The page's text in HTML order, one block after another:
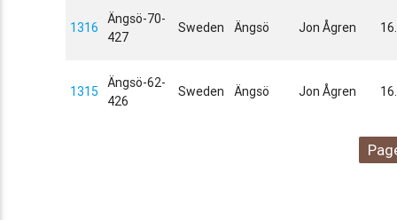
1316
Ängsö-70-
427
Sweden Ängsö Jon Ågren
1315
Ängsö-62-
426
Sweden Ängsö Jon Ågren